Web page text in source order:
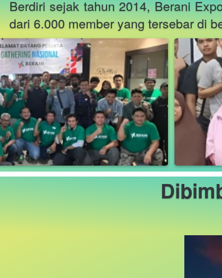
Berdiri sejak tahun 2014, Berani
dari 6.000 member yang tersebar di